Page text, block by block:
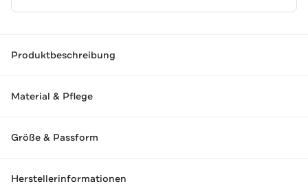
Produktbeschreibung
Material & Pflege
Größe & Passform
Herstellerinformationen